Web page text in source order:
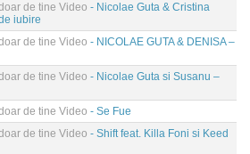
de tine Video - Nicolae Guta & Cristina
iubire
de tine Video - NICOLAE GUTA & DENISA –
de tine Video - Nicolae Guta si Susanu –
de tine Video - Se Fue
de tine Video - Shift feat. Killa Foni si Keed